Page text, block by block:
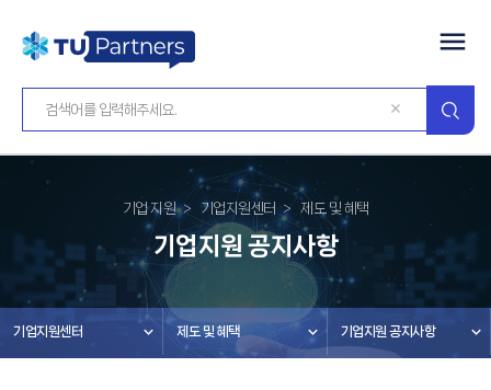
기업 지원 기업지원센터 제도 및 혜택
기업지원 공지사항
기업지원센터 제도 및 혜택 기업지원 공지사항